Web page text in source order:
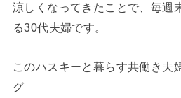
涼しくなってきたことで、毎週
る30代夫婦です。
このハスキーと暮らす共働き夫
グ